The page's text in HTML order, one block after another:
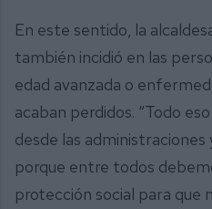
En este sentido, la
también incidió en las
edad avanzada o
acaban perdidos. “Todo
desde las administraciones
porque entre todos
protección social para que